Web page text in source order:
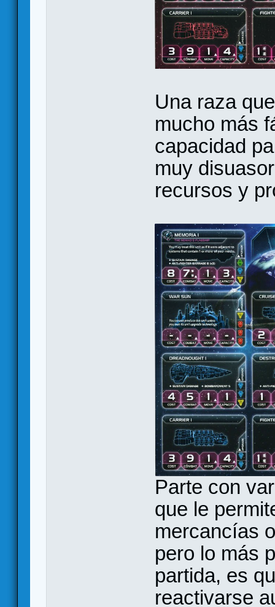
Una raza
mucho más
capacidad
muy
recursos y
Parte con
que le
mercancías
pero lo más
partida, es
reactivarse